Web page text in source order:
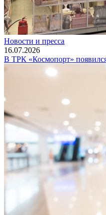
Новости и пресса
16.07.2026
В ТРК «Космопорт»